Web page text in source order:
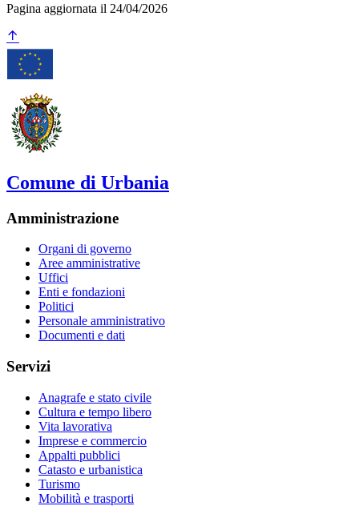
Pagina aggiornata il 24/04/2026
Comune di Urbania
Amministrazione
Organi di governo
Aree amministrative
Uffici
Enti e fondazioni
Politici
Personale amministrativo
Documenti e dati
Servizi
Anagrafe e stato civile
Cultura e tempo libero
Vita lavorativa
Imprese e commercio
Appalti pubblici
Catasto e urbanistica
Turismo
Mobilità e trasporti